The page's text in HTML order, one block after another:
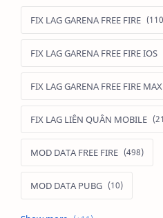
FIX LAG GARENA FREE FIRE
FIX LAG GARENA FREE FIRE IOS
FIX LAG GARENA FREE FIRE MAX
FIX LAG LIÊN QUÂN MOBILE
MOD DATA FREE FIRE
MOD DATA PUBG